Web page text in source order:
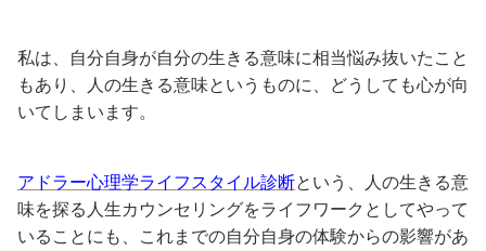
私は、自分自身が自分の生きる意味に相当悩み抜いたこと
もあり、人の生きる意味というものに、どうしても心が向
いてしまいます。
アドラー心理学ライフスタイル診断という、人の生きる意
味を探る人生カウンセリングをライフワークとしてやって
いることにも、これまでの自分自身の体験からの影響があ